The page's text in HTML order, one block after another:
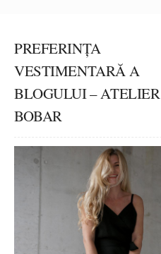
PREFERINȚA
VESTIMENTARĂ A
BLOGULUI – ATELIER
BOBAR